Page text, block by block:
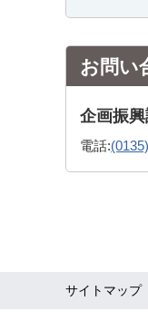
お問い
企画振
電話:
サイトマップ